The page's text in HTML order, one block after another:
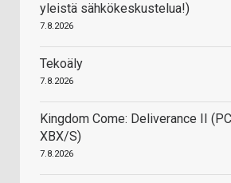
yleistä sähkökeskustelua!)
7.8.2026
Tekoäly
7.8.2026
Kingdom Come: Deliverance II
XBX/S)
7.8.2026